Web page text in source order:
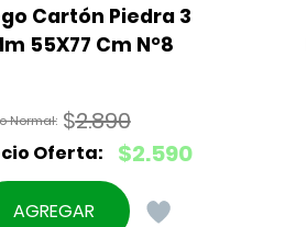
Cartón Piedra 3
55X77 Cm N°8
$2.890
El
precio
original
$2.590
El
precio
AGREGAR